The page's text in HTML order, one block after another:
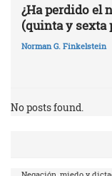
¿Ha perdido el
(quinta y sexta
Norman G. Finkelstein
No posts found.